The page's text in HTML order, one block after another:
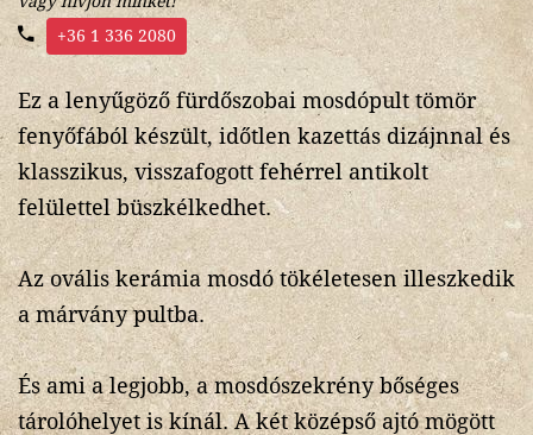
+36 1 336 2080
Ez a lenyűgöző fürdőszobai mosdópult tömör
fenyőfából készült, időtlen kazettás dizájnnal és
klasszikus, visszafogott fehérrel antikolt
felülettel büszkélkedhet.
Az ovális kerámia mosdó tökéletesen illeszkedik
a márvány pultba.
És ami a legjobb, a mosdószekrény bőséges
tárolóhelyet is kínál. A két középső ajtó mögött